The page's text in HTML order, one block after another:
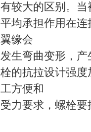
有较大的区别。
平均承担作用在
翼缘会
发生弯曲变形，
栓的抗拉设计强
工方便和
受力要求，螺栓